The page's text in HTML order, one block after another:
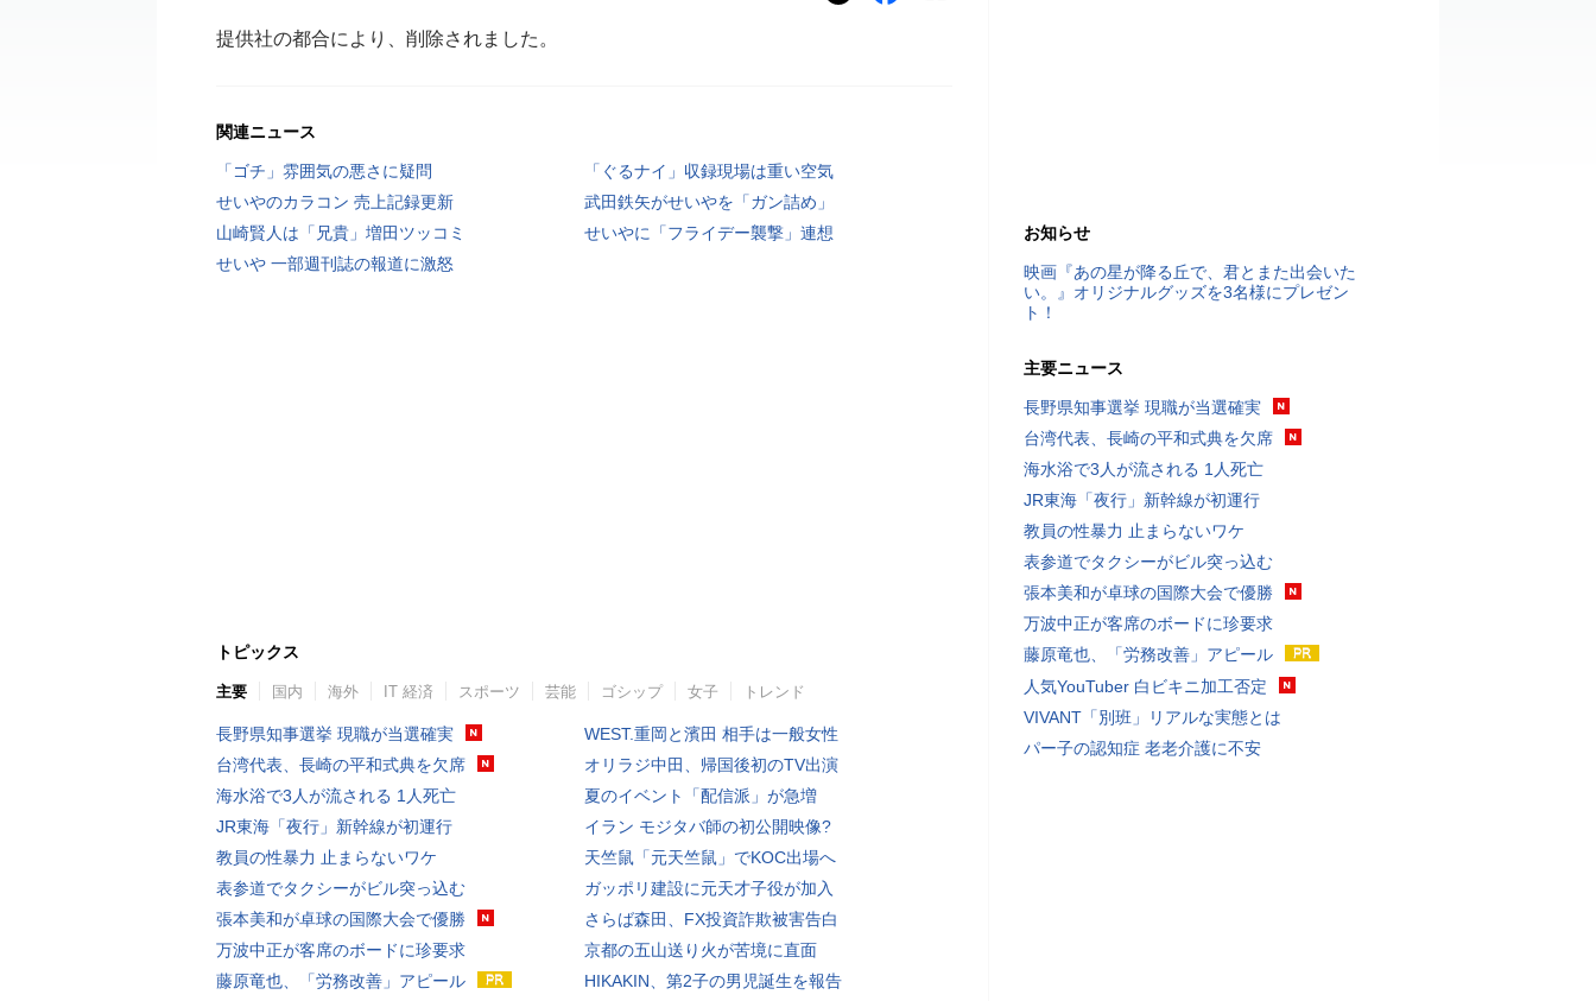
提供社の都合により、削除されました。
関連ニュース
「ゴチ」雰囲気の悪さに疑問
「ぐるナイ」収録現場は重い空気
せいやのカラコン 売上記録更新
武田鉄矢がせいやを「ガン詰め」
山崎賢人は「兄貴」増田ツッコミ
せいやに「フライデー襲撃」連想
せいや 一部週刊誌の報道に激怒
トピックス
主要 国内 海外 IT 経済 スポーツ 芸能 ゴシップ 女子 トレンド
長野県知事選挙 現職が当選確実
台湾代表、長崎の平和式典を欠席
海水浴で3人が流される 1人死亡
JR東海「夜行」新幹線が初運行
教員の性暴力 止まらないワケ
表参道でタクシーがビル突っ込む
張本美和が卓球の国際大会で優勝
万波中正が客席のボードに珍要求
藤原竜也、「労務改善」アピール
WEST.重岡と濱田 相手は一般女性
オリラジ中田、帰国後初のTV出演
夏のイベント「配信派」が急増
イラン モジタバ師の初公開映像?
天竺鼠「元天竺鼠」でKOC出場へ
ガッポリ建設に元天才子役が加入
さらば森田、FX投資詐欺被害告白
京都の五山送り火が苦境に直面
HIKAKIN、第2子の男児誕生を報告
お知らせ
映画『あの星が降る丘で、君とまた出会いた
い。』オリジナルグッズを3名様にプレゼン
ト！
主要ニュース
長野県知事選挙 現職が当選確実
台湾代表、長崎の平和式典を欠席
海水浴で3人が流される 1人死亡
JR東海「夜行」新幹線が初運行
教員の性暴力 止まらないワケ
表参道でタクシーがビル突っ込む
張本美和が卓球の国際大会で優勝
万波中正が客席のボードに珍要求
藤原竜也、「労務改善」アピール
人気YouTuber 白ビキニ加工否定
VIVANT「別班」リアルな実態とは
パー子の認知症 老老介護に不安